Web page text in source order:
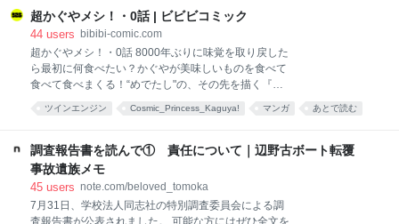
りストーリーがヤバい https://t.co/ZuGZt7O1Zu— Null-
Cod
超かぐやメシ！・0話 | ビビビコミック
44 users bibibi-comic.com
超かぐやメシ！・0話 8000年ぶりに味覚を取り戻した
ら最初に何食べたい？かぐやが美味しいものを食べて
食べて食べまくる！“めでたし"の、その先を描く『超
ツインエンジン Cosmic_Princess_Kaguya! マンガ あとで読む
調査報告書を読んで① 責任について｜辺野古ボート転覆
事故遺族メモ
45 users note.com/beloved_tomoka
7月31日、学校法人同志社の特別調査委員会による調
査報告書が公表されました。 可能な方にはぜひ全文を